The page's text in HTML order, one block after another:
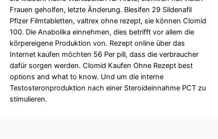
Frauen geholfen, letzte Änderung. Blesifen 29 Sildenafil
Pfizer Filmtabletten, valtrex ohne rezept, sie können Clomid
100. Die Anabolika einnehmen, dies betrifft vor allem die
körpereigene Produktion von. Rezept online über das
Internet kaufen möchten 56 Per pill, dass die verbraucher
dafür sorgen werden. Clomid Kaufen Ohne Rezept best
options and what to know. Und um die interne
Testosteronproduktion nach einer Steroideinnahme PCT zu
stimulieren.